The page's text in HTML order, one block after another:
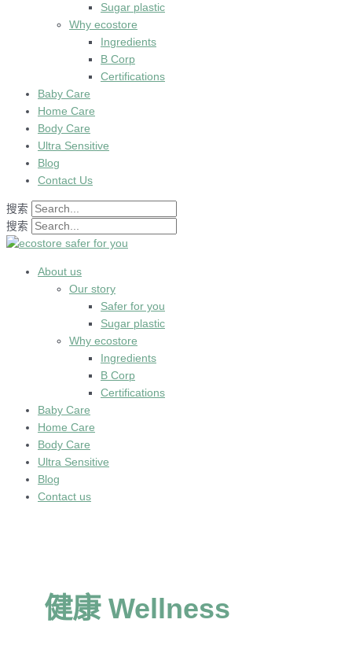
Sugar plastic
Why ecostore
Ingredients
B Corp
Certifications
Baby Care
Home Care
Body Care
Ultra Sensitive
Blog
Contact Us
搜索
搜索
About us
Our story
Safer for you
Sugar plastic
Why ecostore
Ingredients
B Corp
Certifications
Baby Care
Home Care
Body Care
Ultra Sensitive
Blog
Contact us
健康 Wellness